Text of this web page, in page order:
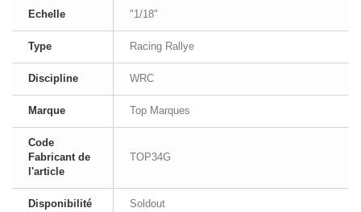
Echelle "1/18"
Type Racing Rallye
Discipline WRC
Marque Top Marques
Code
Fabricant de
l'article
TOP34G
Disponibilité Soldout